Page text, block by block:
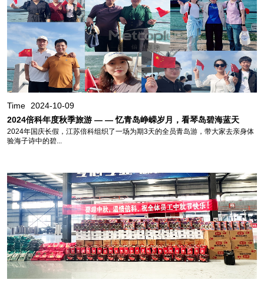
Time
2024-10-09
2024倍科年度秋季旅游 — — 忆青岛峥嵘岁月，看琴岛碧海蓝天
2024年国庆长假，江苏倍科组织了一场为期3天的全员青岛游，带大家去亲身体
验海子诗中的碧...